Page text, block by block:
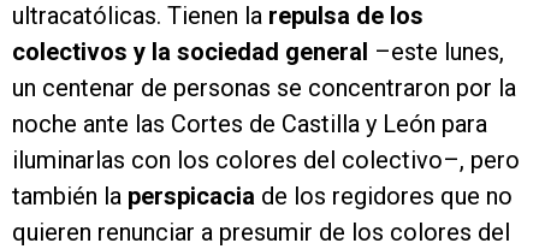
ultracatólicas. Tienen la repulsa de los
colectivos y la sociedad general –este lunes,
un centenar de personas se concentraron por la
noche ante las Cortes de Castilla y León para
iluminarlas con los colores del colectivo–, pero
también la perspicacia de los regidores que no
quieren renunciar a presumir de los colores del